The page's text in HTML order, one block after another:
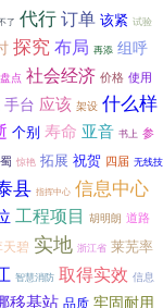
了 代行订单 该紧 试验
探究布局 再添 组呼
盘点 社会经济 价格 使用
手台 应该 架设 什么样
个别 寿命 亚音 书上 参
惊艳 拓展 祝贺 四届 无线技
县 指挥中心 信息中心
工程项目 胡明朗 道路
碧 实地 浙江省 莱芜率
智慧消防 取得实效 信息
移基站 品质 牢固耐用